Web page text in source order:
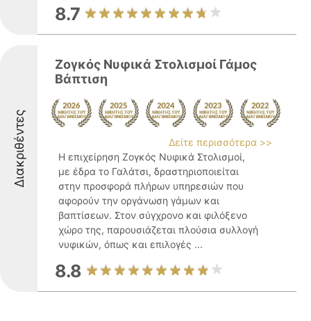
8.7
Διακριθέντες
Ζογκός Νυφικά Στολισμοί Γάμος
Βάπτιση
Δείτε περισσότερα >>
Η επιχείρηση Ζογκός Νυφικά Στολισμοί,
με έδρα το Γαλάτσι, δραστηριοποιείται
στην προσφορά πλήρων υπηρεσιών που
αφορούν την οργάνωση γάμων και
βαπτίσεων. Στον σύγχρονο και φιλόξενο
χώρο της, παρουσιάζεται πλούσια συλλογή
νυφικών, όπως και επιλογές ...
8.8